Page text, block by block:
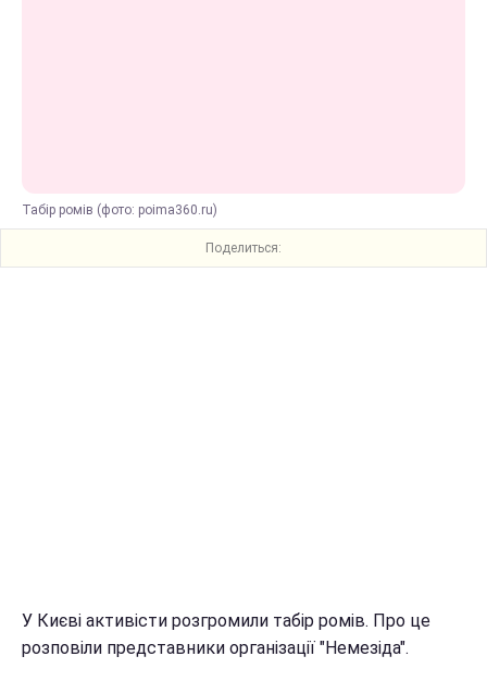
Табір ромів (фото: poima360.ru)
Поделиться:
У Києві активісти розгромили табір ромів. Про це
розповіли представники організації "Немезіда".